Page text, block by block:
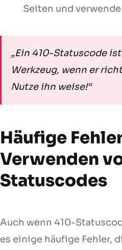
Seiten und
„Ein 410-Statuscode
Werkzeug, wenn er
Nutze ihn weise!“
Häufige
Verwenden
Statuscodes
Auch wenn 410-
es einige häufige Fehler,